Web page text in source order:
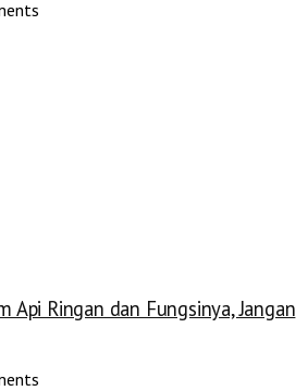
Api Ringan dan Fungsinya, Jangan